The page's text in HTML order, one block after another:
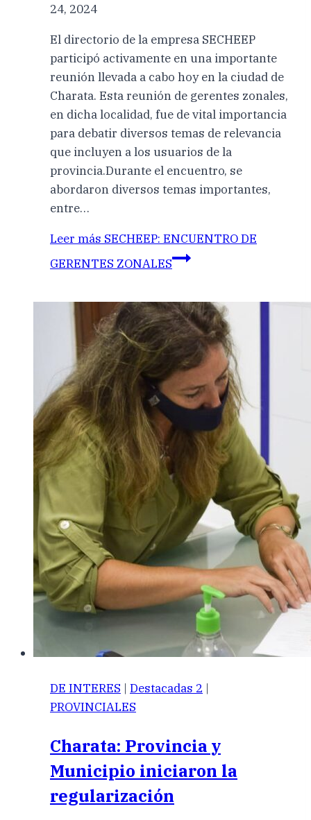
24, 2024
El directorio de la empresa SECHEEP
participó activamente en una importante
reunión llevada a cabo hoy en la ciudad de
Charata. Esta reunión de gerentes zonales,
en dicha localidad, fue de vital importancia
para debatir diversos temas de relevancia
que incluyen a los usuarios de la
provincia.Durante el encuentro, se
abordaron diversos temas importantes,
entre…
Leer más SECHEEP: ENCUENTRO DE
GERENTES ZONALES
DE INTERES | Destacadas 2 |
PROVINCIALES
Charata: Provincia y
Municipio iniciaron la
regularización